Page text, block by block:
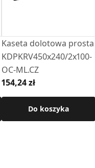
Kaseta dolotowa prosta
KDPKRV450x240/2x100-
OC-ML.CZ
154,24 zł
Do koszyka